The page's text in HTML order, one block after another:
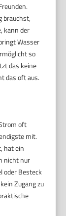
brauchst,
kann der
Wasser
so
das keine
das oft aus.
oft
mit.
hat ein
nicht nur
oder Besteck
Zugang zu